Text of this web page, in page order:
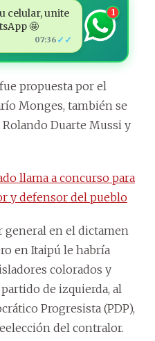
celular, unite
🤩
07:36 ✓✓
1
propuesta por el
Monges, también se
Duarte Mussi y
llama a concurso para
y defensor del pueblo
general en el dictamen
en Itaipú le habría
colorados y
de izquierda, al
Progresista (PDP),
del contralor.